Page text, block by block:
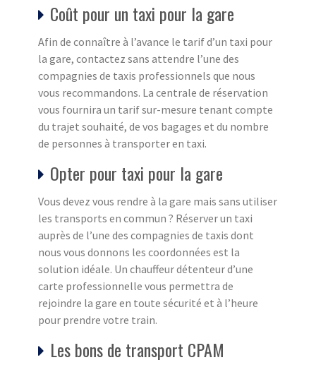
Coût pour un taxi pour la gare
Afin de connaître à l’avance le tarif d’un taxi pour
la gare, contactez sans attendre l’une des
compagnies de taxis professionnels que nous
vous recommandons. La centrale de réservation
vous fournira un tarif sur-mesure tenant compte
du trajet souhaité, de vos bagages et du nombre
de personnes à transporter en taxi.
Opter pour taxi pour la gare
Vous devez vous rendre à la gare mais sans utiliser
les transports en commun ? Réserver un taxi
auprès de l’une des compagnies de taxis dont
nous vous donnons les coordonnées est la
solution idéale. Un chauffeur détenteur d’une
carte professionnelle vous permettra de
rejoindre la gare en toute sécurité et à l’heure
pour prendre votre train.
Les bons de transport CPAM